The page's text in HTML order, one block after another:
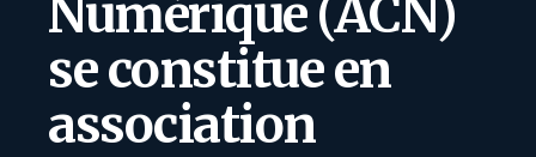
Numérique (ACN)
se constitue en
association